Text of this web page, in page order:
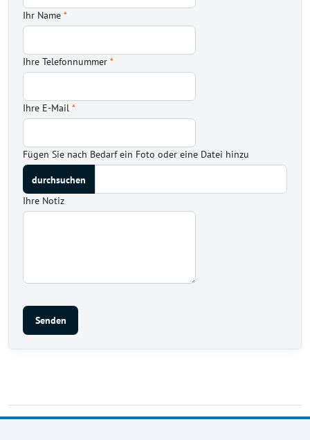
Ihr Name *
Ihre Telefonnummer *
Ihre E-Mail *
Fügen Sie nach Bedarf ein Foto oder eine Datei hinzu
Ihre Notiz
Senden